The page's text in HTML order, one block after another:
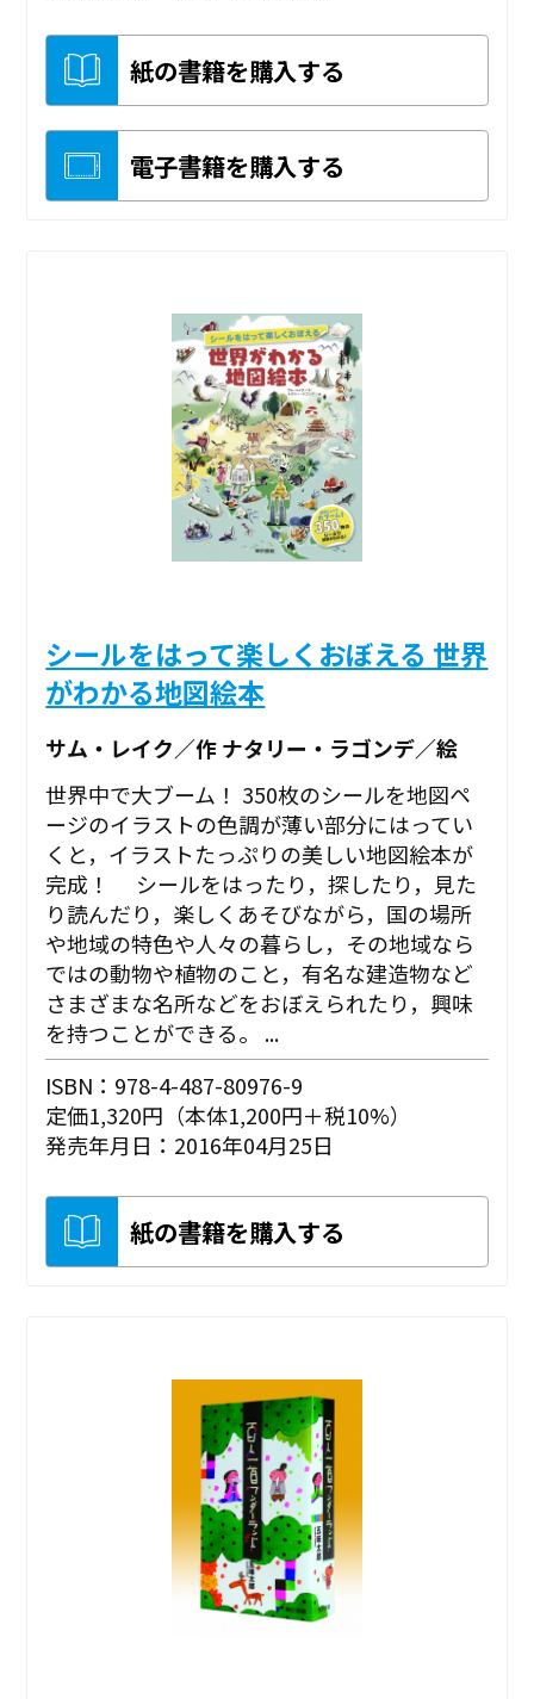
紙の書籍を購入する
電子書籍を購入する
シールをはって楽しくおぼえる 世界
がわかる地図絵本
サム・レイク／作 ナタリー・ラゴンデ／絵
世界中で大ブーム！ 350枚のシールを地図ペ
ージのイラストの色調が薄い部分にはってい
くと，イラストたっぷりの美しい地図絵本が
完成！ シールをはったり，探したり，見た
り読んだり，楽しくあそびながら，国の場所
や地域の特色や人々の暮らし，その地域なら
ではの動物や植物のこと，有名な建造物など
さまざまな名所などをおぼえられたり，興味
を持つことができる。 ...
ISBN：978-4-487-80976-9
定価1,320円（本体1,200円＋税10%）
発売年月日：2016年04月25日
紙の書籍を購入する